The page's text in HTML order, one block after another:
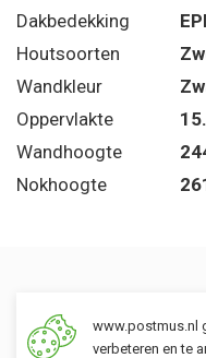
Dakbedekking
Houtsoorten
Wandkleur
Oppervlakte
Wandhoogte
Nokhoogte
Een
www.postmus.nl
verbeteren en te